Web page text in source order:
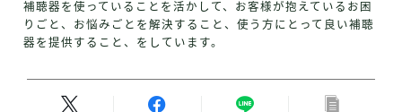
補聴器を使っていることを活かして、お客様が抱えているお困
りごと、お悩みごとを解決すること、使う方にとって良い補聴
器を提供すること、をしています。